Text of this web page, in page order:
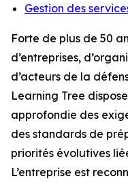
Gestion des
Forte de plus de 50
d’entreprises,
d’acteurs de la
Learning Tree
approfondie des
des standards de
priorités évolutives
L’entreprise est